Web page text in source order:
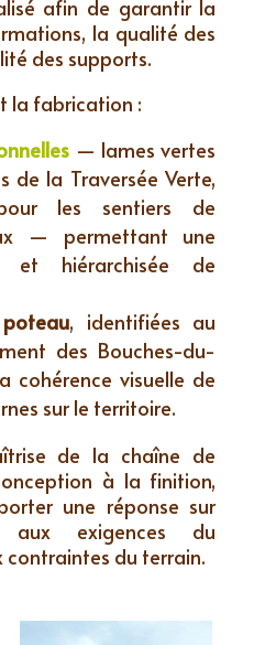
afin de garantir la
la qualité des
des supports.
la fabrication :
— lames vertes
de la Traversée Verte,
les sentiers de
— permettant une
et hiérarchisée de
, identifiées au
des Bouches-du-
cohérence visuelle de
sur le territoire.
de la chaîne de
à la finition,
une réponse sur
aux exigences du
du terrain.